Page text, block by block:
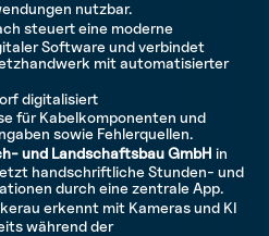
nutzbar.
steuert eine moderne
Software und verbindet
mit automatisierter
digitalisiert
für Kabelkomponenten und
sowie Fehlerquellen.
und Landschaftsbau GmbH in
handschriftliche Stunden- und
durch eine zentrale App.
erkennt mit Kameras und KI
während der